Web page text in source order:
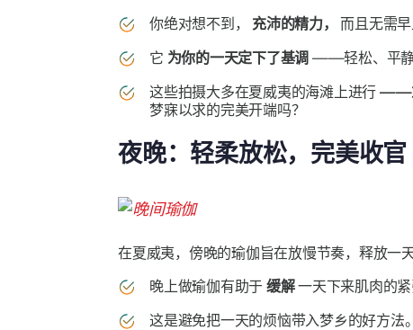
你绝对想不到， 充沛的精力， 而且无需早
它 为你的一天定下了基调 ——轻松、平静
这些拍摄大多在夏威夷的海滩上进行 ——
梦寐以求的完美开端吗？
夜晚：轻柔放松，完美收官
在夏威夷，傍晚的瑜伽旨在放慢节奏，释放一
晚上做瑜伽有助于 缓解一天下来肌肉的
这是避免把一天的烦恼带入梦乡的好方